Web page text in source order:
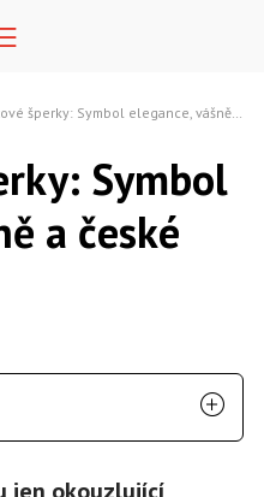
šperky: Symbol elegance, vášně a české tradice
Symbol
a české
jen okouzlující